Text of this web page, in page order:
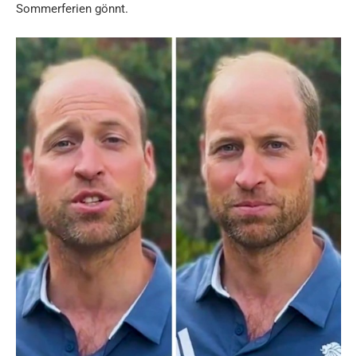
Sommerferien gönnt.